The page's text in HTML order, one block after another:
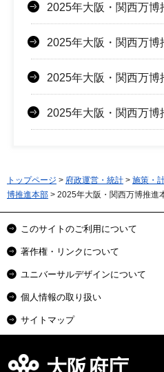
2025年大阪・関西万
2025年大阪・関西万
2025年大阪・関西万
2025年大阪・関西万
トップページ > 府政運営・統計 > 施策・
博推進本部 > 2025年大阪・関西万博推進
このサイトのご利用について
著作権・リンクについて
ユニバーサルデザインについて
個人情報の取り扱い
サイトマップ
大阪府庁